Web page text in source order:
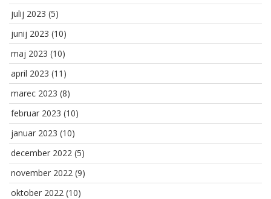
julij 2023 (5)
junij 2023 (10)
maj 2023 (10)
april 2023 (11)
marec 2023 (8)
februar 2023 (10)
januar 2023 (10)
december 2022 (5)
november 2022 (9)
oktober 2022 (10)